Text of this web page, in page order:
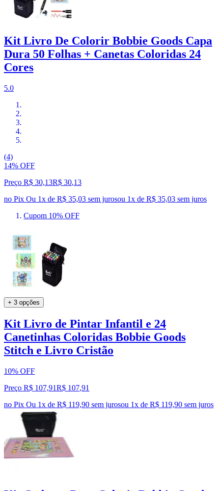
Kit Livro De Colorir Bobbie Goods Capa
Dura 50 Folhas + Canetas Coloridas 24
Cores
5.0
(4)
14% OFF
Preço R$ 30,13R$ 30,13
no Pix Ou 1x de R$ 35,03 sem jurosou 1x de R$ 35,03 sem juros
Cupom 10% OFF
+ 3 opções
Kit Livro de Pintar Infantil e 24
Canetinhas Coloridas Bobbie Goods
Stitch e Livro Cristão
10% OFF
Preço R$ 107,91R$ 107,91
no Pix Ou 1x de R$ 119,90 sem jurosou 1x de R$ 119,90 sem juros